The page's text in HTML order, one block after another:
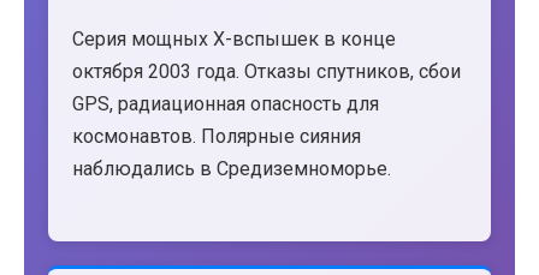
Серия мощных X-вспышек в конце
октября 2003 года. Отказы спутников, сбои
GPS, радиационная опасность для
космонавтов. Полярные сияния
наблюдались в Средиземноморье.